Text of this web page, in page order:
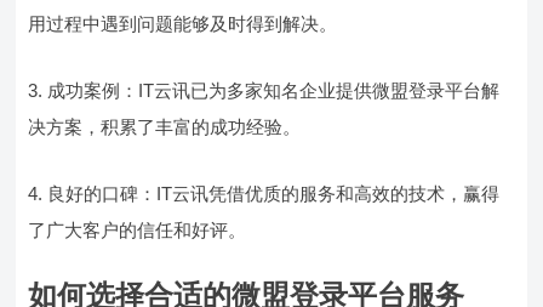
用过程中遇到问题能够及时得到解决。
3. 成功案例：IT云讯已为多家知名企业提供微盟登录平台解
决方案，积累了丰富的成功经验。
4. 良好的口碑：IT云讯凭借优质的服务和高效的技术，赢得
了广大客户的信任和好评。
如何选择合适的微盟登录平台服务